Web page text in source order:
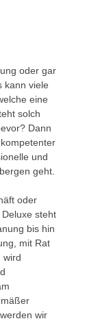
oder gar
kann viele
eine
solch
Dann
und
geht.
oder
steht
bis hin
mit Rat
wird
wir